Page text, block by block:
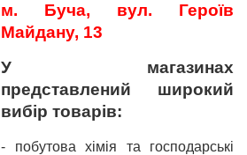
м. Буча, вул. Героїв
Майдану, 13
У магазинах
представлений широкий
вибір товарів:
- побутова хімія та господарські